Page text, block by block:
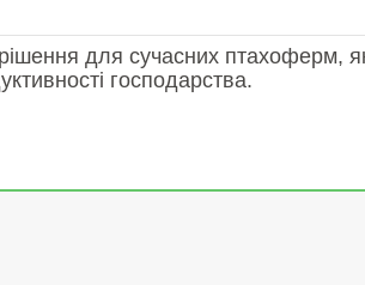
для сучасних птахоферм,
господарства.